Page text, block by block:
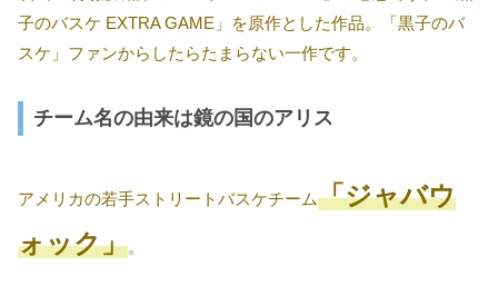
子のバスケ EXTRA GAME」を原作とした作品。「黒子のバ
スケ」ファンからしたらたまらない一作です。
チーム名の由来は鏡の国のアリス
アメリカの若手ストリートバスケチーム「ジャバウ
ォック」。